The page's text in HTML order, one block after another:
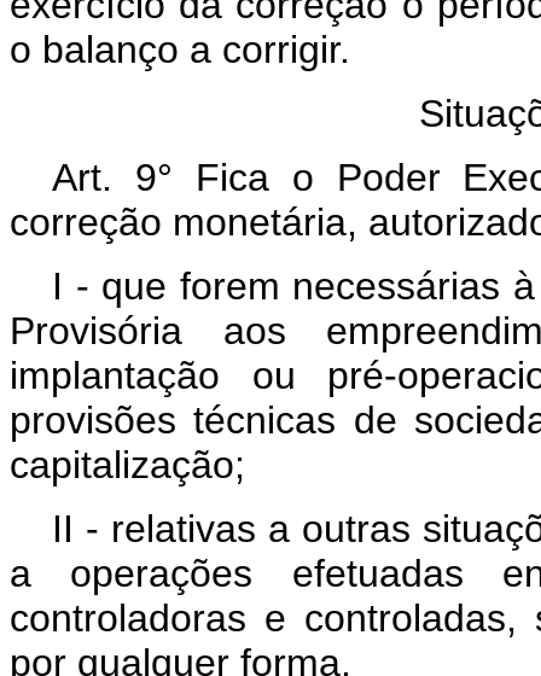
o balanço a corrigir.
Art. 9° Fica o Poder
correção monetária,
I - que forem necessárias
Provisória aos
implantação ou pré-
provisões técnicas de
capitalização;
II - relativas a outras
a operações efetuadas
controladoras e
por qualquer forma.